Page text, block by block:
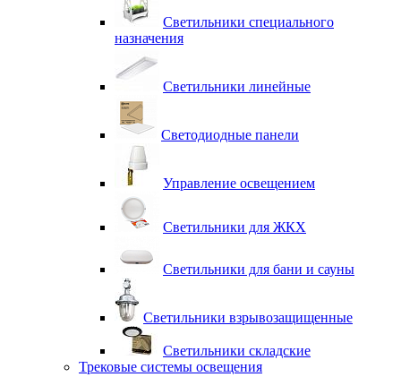
Светильники специального
назначения
Светильники линейные
Светодиодные панели
Управление освещением
Светильники для ЖКХ
Светильники для бани и сауны
Светильники взрывозащищенные
Светильники складские
Трековые системы освещения